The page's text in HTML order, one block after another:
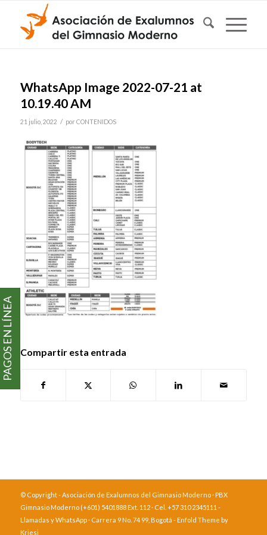
WhatsApp Image 2022-07-21 at
10.19.40 AM
21 julio, 2022 / por CONTENIDOS
Compartir esta entrada
© Copyright - Asociación de Exalumnos del Gimnasio Moderno · PBX
Gimnasio Moderno (+601) 5401888 Ext. 112 · Cel. +57 310 2345111 -
Llamadas y WhatsApp · Carrera 9 No. 74 99, Bogotá - Enfold Theme by
Kriesi
PAGOS EN LÍNEA